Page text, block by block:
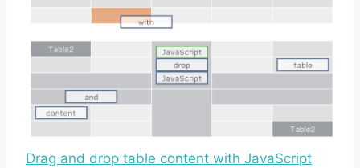
Drag and drop table content with JavaScript